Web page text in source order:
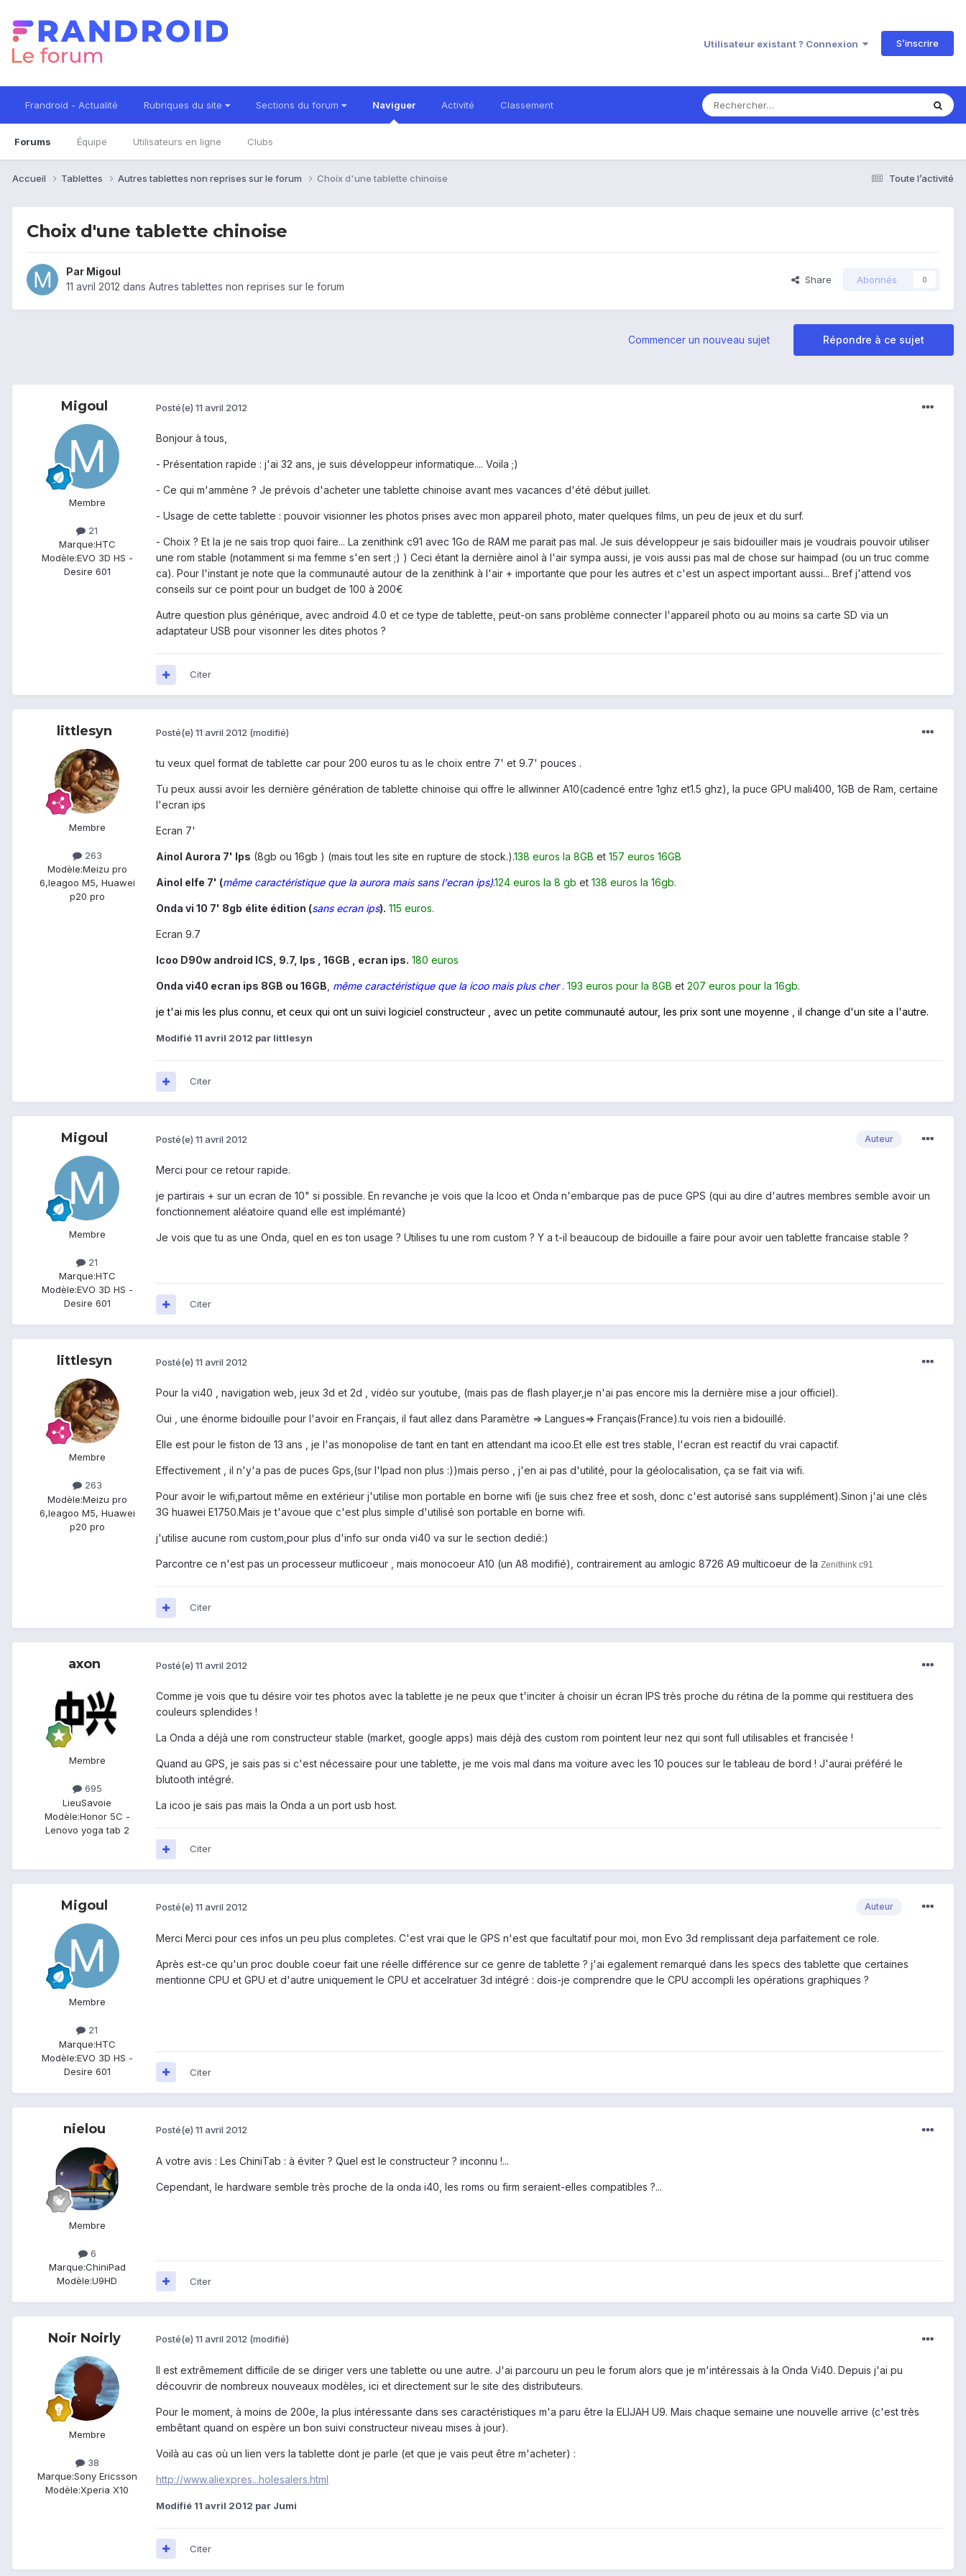
Utilisateur existant ? Connexion S’inscrire
Frandroid - Actualité Rubriques du site Sections du forum Naviguer
Forums Équipe Utilisateurs en ligne Clubs
Activité Classement
Toute l’activité
Accueil Tablettes Autres tablettes non reprises sur le forum Choix d'une tablette chinoise
Choix d'une tablette chinoise
Par Migoul
11 avril 2012 dans Autres tablettes non reprises sur le forum
Share Abonnés 0
Répondre à ce sujet
Commencer un nouveau sujet
Migoul
Membre
21
Marque:HTC
Modèle:EVO 3D HS -
Desire 601
Posté(e) 11 avril 2012
Bonjour à tous,
- Présentation rapide : j'ai 32 ans, je suis développeur informatique.... Voila ;)
- Ce qui m'ammène ? Je prévois d'acheter une tablette chinoise avant mes vacances d'été début juillet.
- Usage de cette tablette : pouvoir visionner les photos prises avec mon appareil photo, mater quelques films, un peu de jeux et du surf.
- Choix ? Et la je ne sais trop quoi faire... La zenithink c91 avec 1Go de RAM me parait pas mal. Je suis développeur je sais bidouiller mais je voudrais pouvoir utiliser
une rom stable (notamment si ma femme s'en sert ;) ) Ceci étant la dernière ainol à l'air sympa aussi, je vois aussi pas mal de chose sur haimpad (ou un truc comme
ca). Pour l'instant je note que la communauté autour de la zenithink à l'air + importante que pour les autres et c'est un aspect important aussi... Bref j'attend vos
conseils sur ce point pour un budget de 100 à 200€
Autre question plus générique, avec android 4.0 et ce type de tablette, peut-on sans problème connecter l'appareil photo ou au moins sa carte SD via un
adaptateur USB pour visonner les dites photos ?
Citer
littlesyn
Membre
263
Modèle:Meizu pro
6,leagoo M5, Huawei
p20 pro
Posté(e) 11 avril 2012 (modifié)
tu veux quel format de tablette car pour 200 euros tu as le choix entre 7' et 9.7' pouces .
Tu peux aussi avoir les dernière génération de tablette chinoise qui offre le allwinner A10(cadencé entre 1ghz et1.5 ghz), la puce GPU mali400, 1GB de Ram, certaine
l'ecran ips
Ecran 7'
Ainol Aurora 7' Ips (8gb ou 16gb ) (mais tout les site en rupture de stock.).138 euros la 8GB et 157 euros 16GB
Ainol elfe 7' (même caractéristique que la aurora mais sans l'ecran ips).124 euros la 8 gb et 138 euros la 16gb.
Onda vi 10 7' 8gb élite édition (sans ecran ips). 115 euros.
Ecran 9.7
Icoo D90w android ICS, 9.7, Ips , 16GB , ecran ips. 180 euros
Onda vi40 ecran ips 8GB ou 16GB même caractéristique que la icoo mais plus cher. 193 euros pour la 8GB et 207 euros pour la 16gb.
je t'ai mis les plus connu, et ceux qui ont un suivi logiciel constructeur , avec un petite communauté autour, les prix sont une moyenne , il change d'un site a l'autre.
Modifié 11 avril 2012 par littlesyn
Citer
Migoul
Membre
21
Marque:HTC
Modèle:EVO 3D HS -
Desire 601
Auteur
Posté(e) 11 avril 2012
Merci pour ce retour rapide.
je partirais + sur un ecran de 10" si possible. En revanche je vois que la Icoo et Onda n'embarque pas de puce GPS (qui au dire d'autres membres semble avoir un
fonctionnement aléatoire quand elle est implémanté)
Je vois que tu as une Onda, quel en es ton usage ? Utilises tu une rom custom ? Y a t-il beaucoup de bidouille a faire pour avoir uen tablette francaise stable ?
Citer
littlesyn
Membre
263
Modèle:Meizu pro
6,leagoo M5, Huawei
p20 pro
Posté(e) 11 avril 2012
Pour la vi40 , navigation web, jeux 3d et 2d , vidéo sur youtube, (mais pas de flash player,je n'ai pas encore mis la dernière mise a jour officiel).
Oui , une énorme bidouille pour l'avoir en Français, il faut allez dans Paramètre => Langues=> Français(France).tu vois rien a bidouillé.
Elle est pour le fiston de 13 ans , je l'as monopolise de tant en tant en attendant ma icoo.Et elle est tres stable, l'ecran est reactif du vrai capactif.
Effectivement , il n'y'a pas de puces Gps,(sur l'Ipad non plus :))mais perso , j'en ai pas d'utilité, pour la géolocalisation, ça se fait via wifi.
Pour avoir le wifi,partout même en extérieur j'utilise mon portable en borne wifi (je suis chez free et sosh, donc c'est autorisé sans supplément).Sinon j'ai une clés
3G huawei E1750.Mais je t'avoue que c'est plus simple d'utilisé son portable en borne wifi.
j'utilise aucune rom custom,pour plus d'info sur onda vi40 va sur le section dedié:)
Parcontre ce n'est pas un processeur mutlicoeur , mais monocoeur A10 (un A8 modifié), contrairement au amlogic 8726 A9 multicoeur de la Zenithink c91
Citer
axon
Membre
695
LieuSavoie
Modèle:Honor 5C -
Lenovo yoga tab 2
Posté(e) 11 avril 2012
Comme je vois que tu désire voir tes photos avec la tablette je ne peux que t'inciter à choisir un écran IPS très proche du rétina de la pomme qui restituera des
couleurs splendides !
La Onda a déjà une rom constructeur stable (market, google apps) mais déjà des custom rom pointent leur nez qui sont full utilisables et francisée !
Quand au GPS, je sais pas si c'est nécessaire pour une tablette, je me vois mal dans ma voiture avec les 10 pouces sur le tableau de bord ! J'aurai préféré le
blutooth intégré.
La icoo je sais pas mais la Onda a un port usb host.
Citer
Migoul
Membre
21
Marque:HTC
Modèle:EVO 3D HS -
Desire 601
Auteur
Posté(e) 11 avril 2012
Merci Merci pour ces infos un peu plus completes. C'est vrai que le GPS n'est que facultatif pour moi, mon Evo 3d remplissant deja parfaitement ce role.
Après est-ce qu'un proc double coeur fait une réelle différence sur ce genre de tablette ? j'ai egalement remarqué dans les specs des tablette que certaines
mentionne CPU et GPU et d'autre uniquement le CPU et accelratuer 3d intégré : dois-je comprendre que le CPU accompli les opérations graphiques ?
Citer
nielou
Membre
6
Marque:ChiniPad
Modèle:U9HD
Posté(e) 11 avril 2012
A votre avis : Les ChiniTab : à éviter ? Quel est le constructeur ? inconnu !...
Cependant, le hardware semble très proche de la onda i40, les roms ou firm seraient-elles compatibles ?...
Citer
Noir Noirly
Membre
38
Marque:Sony Ericsson
Modèle:Xperia X10
Posté(e) 11 avril 2012 (modifié)
Il est extrêmement difficile de se diriger vers une tablette ou une autre. J'ai parcouru un peu le forum alors que je m'intéressais à la Onda Vi40. Depuis j'ai pu
découvrir de nombreux nouveaux modèles, ici et directement sur le site des distributeurs.
Pour le moment, à moins de 200e, la plus intéressante dans ses caractéristiques m'a paru être la ELIJAH U9. Mais chaque semaine une nouvelle arrive (c'est très
embêtant quand on espère un bon suivi constructeur niveau mises à jour).
Voilà au cas où un lien vers la tablette dont je parle (et que je vais peut être m'acheter) :
http://www.aliexpres...holesalers.html
Modifié 11 avril 2012 par Jumi
Citer